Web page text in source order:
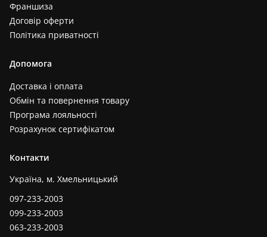
Франшиза
Договір оферти
Політика приватності
Допомога
Доставка і оплата
Обмін та повернення товару
Програма лояльності
Розрахунок сертифікатом
Контакти
Україна, м. Хмельницький
097-233-2003
099-233-2003
063-233-2003